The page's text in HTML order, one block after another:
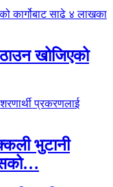
खोजिएको
भुटानी